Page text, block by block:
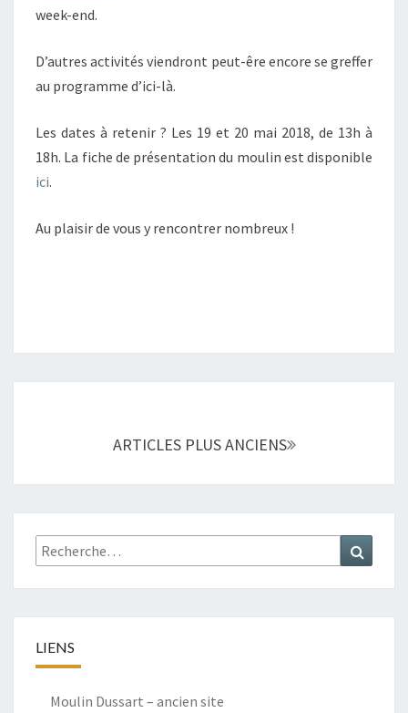
week-end.
D’autres activités viendront peut-êre encore se greffer
au programme d’ici-là.
Les dates à retenir ? Les 19 et 20 mai 2018, de 13h à
18h. La fiche de présentation du moulin est disponible
ici.
Au plaisir de vous y rencontrer nombreux !
articles
ARTICLES PLUS ANCIENS
Rechercher :
LIENS
Moulin Dussart – ancien site